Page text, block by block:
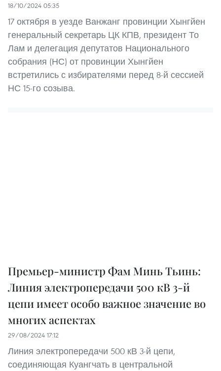
18/10/2024 05:35
17 октября в уезде Ванжанг провинции Хынгйен
генеральный секретарь ЦК КПВ, президент То
Лам и делегация депутатов Национального
собрания (НС) от провинции Хынгйен
встретились с избирателями перед 8-й сессией
НС 15-го созыва.
Премьер-министр Фам Минь Тьинь:
Линия электропередачи 500 кВ 3-й
цепи имеет особо важное значение во
многих аспектах
29/08/2024 17:12
Линия электропередачи 500 кВ 3-й цепи,
соединяющая Куангчать в центральной